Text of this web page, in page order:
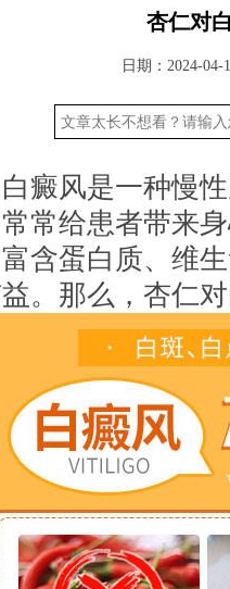
杏仁对
日期：2024-04-
风是一种慢性
常给患者带来
含蛋白质、维
。那么，杏仁